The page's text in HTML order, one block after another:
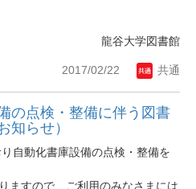
龍谷大学図書館
2017/02/22 共通
の点検・整備に伴う図書
知らせ）
自動化書庫設備の点検・整備を
ますので、ご利用のみなさまには